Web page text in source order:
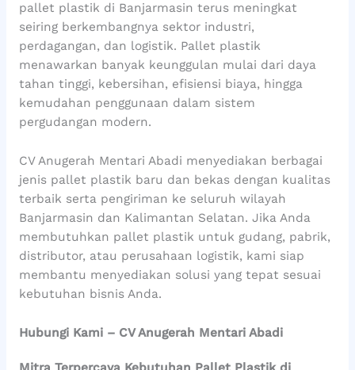
pallet plastik di Banjarmasin terus meningkat
seiring berkembangnya sektor industri,
perdagangan, dan logistik. Pallet plastik
menawarkan banyak keunggulan mulai dari daya
tahan tinggi, kebersihan, efisiensi biaya, hingga
kemudahan penggunaan dalam sistem
pergudangan modern.
CV Anugerah Mentari Abadi menyediakan berbagai
jenis pallet plastik baru dan bekas dengan kualitas
terbaik serta pengiriman ke seluruh wilayah
Banjarmasin dan Kalimantan Selatan. Jika Anda
membutuhkan pallet plastik untuk gudang, pabrik,
distributor, atau perusahaan logistik, kami siap
membantu menyediakan solusi yang tepat sesuai
kebutuhan bisnis Anda.
Hubungi Kami – CV Anugerah Mentari Abadi